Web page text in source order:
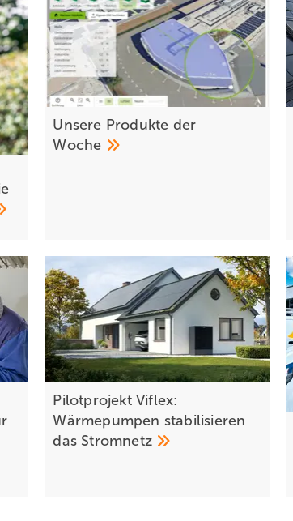
Unsere Produkte der
Woche­
Pilotprojekt Viflex:
Wärmepumpen stabilisieren
das Stromnetz